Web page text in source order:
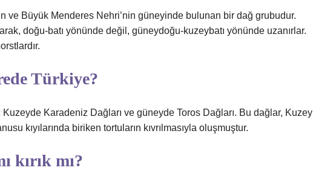
ve Büyük Menderes Nehri’nin güneyinde bulunan bir dağ grubudur.
doğu-batı yönünde değil, güneydoğu-kuzeybatı yönünde uzanırlar.
Türkiye?
Kuzeyde Karadeniz Dağları ve güneyde Toros Dağları. Bu dağlar, Kuzey
kıyılarında biriken tortuların kıvrılmasıyla oluşmuştur.
kırık mı?